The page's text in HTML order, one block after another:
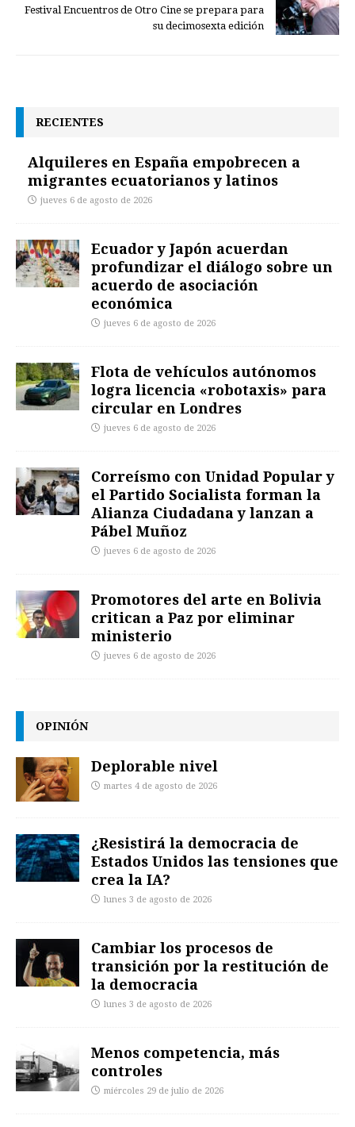
Festival Encuentros de Otro Cine se prepara para
su decimosexta edición
RECIENTES
Alquileres en España empobrecen a
migrantes ecuatorianos y latinos
jueves 6 de agosto de 2026
Ecuador y Japón acuerdan
profundizar el diálogo sobre un
acuerdo de asociación
económica
jueves 6 de agosto de 2026
Flota de vehículos autónomos
logra licencia «robotaxis» para
circular en Londres
jueves 6 de agosto de 2026
Correísmo con Unidad Popular y
el Partido Socialista forman la
Alianza Ciudadana y lanzan a
Pábel Muñoz
jueves 6 de agosto de 2026
Promotores del arte en Bolivia
critican a Paz por eliminar
ministerio
jueves 6 de agosto de 2026
OPINIÓN
Deplorable nivel
martes 4 de agosto de 2026
¿Resistirá la democracia de
Estados Unidos las tensiones que
crea la IA?
lunes 3 de agosto de 2026
Cambiar los procesos de
transición por la restitución de
la democracia
lunes 3 de agosto de 2026
Menos competencia, más
controles
miércoles 29 de julio de 2026